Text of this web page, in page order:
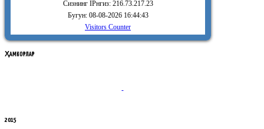
Сизнинг IPнгиз: 216.73.217.23
Бугун: 08-08-2026 16:44:43
Visitors Counter
ҲАМКОРЛАР
2015